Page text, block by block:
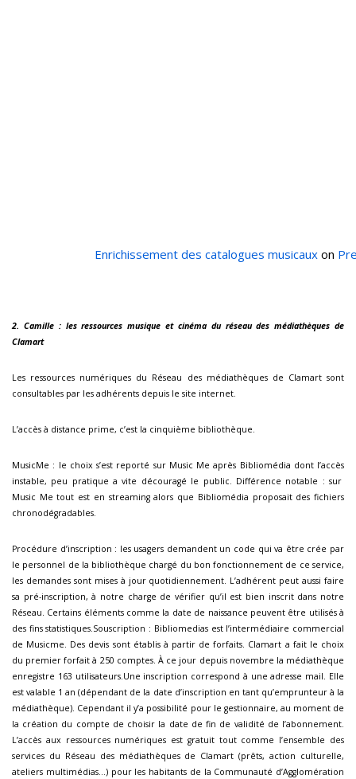
Enrichissement des catalogues musicaux on
2. Camille: les ressources musique et cinéma du réseau des médiathèques de
Clamart
Les ressources numériques du Réseau des médiathèques de Clamart sont
consultables par les adhérents depuis le site internet.
L’accès à distance prime, c’est la cinquième bibliothèque.
MusicMe : le choix s’est reporté sur Music Me après Bibliomédia dont l’accès
instable, peu pratique a vite découragé le public. Différence notable : sur
Music Me tout est en streaming alors que Bibliomédia proposait des fichiers
chronodégradables.
Procédure d’inscription : les usagers demandent un code qui va être crée par
le personnel de la bibliothèque chargé du bon fonctionnement de ce service,
les demandes sont mises à jour quotidiennement. L’adhérent peut aussi faire
sa pré-inscription, à notre charge de vérifier qu’il est bien inscrit dans notre
Réseau. Certains éléments comme la date de naissance peuvent être utilisés à
des fins statistiques.Souscription : Bibliomedias est l’intermédiaire commercial
de Musicme. Des devis sont établis à partir de forfaits. Clamart a fait le choix
du premier forfait à 250 comptes. À ce jour depuis novembre la médiathèque
enregistre 163 utilisateurs.Une inscription correspond à une adresse mail. Elle
est valable 1 an (dépendant de la date d’inscription en tant qu’emprunteur à la
médiathèque). Cependant il y’a possibilité pour le gestionnaire, au moment de
la création du compte de choisir la date de fin de validité de l’abonnement.
L’accès aux ressources numériques est gratuit tout comme l’ensemble des
services du Réseau des médiathèques de Clamart (prêts, action culturelle,
ateliers multimédias…) pour les habitants de la Communauté d’Agglomération